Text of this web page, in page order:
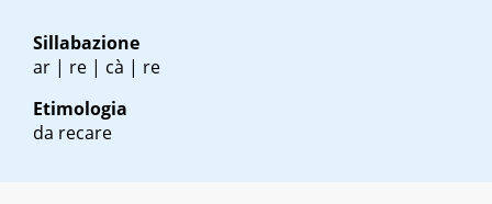
Sillabazione
ar | re | cà | re
Etimologia
da recare